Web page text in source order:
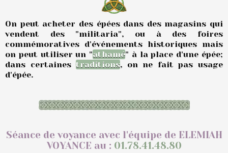
On peut acheter des épées dans des magasins qui
vendent des "militaria", ou à des foires
commémoratives d'événements historiques mais
on peut utiliser un "athamé" à la place d'une épée;
dans certainestraditions, on ne fait pas usage
d'épée.
Séance de voyance avec l'équipe de ELEMIAH
VOYANCE au : 01.78.41.48.80